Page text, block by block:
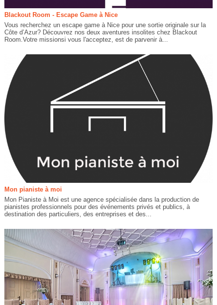
Blackout Room - Escape Game à Nice
Vous recherchez un escape game à Nice pour une sortie originale sur la
Côte d’Azur? Découvrez nos deux aventures insolites chez Blackout
Room.Votre missionsi vous l'acceptez, est de parvenir à...
Mon pianiste à moi
Mon Pianiste à Moi est une agence spécialisée dans la production de
pianistes professionnels pour des événements privés et publics, à
destination des particuliers, des entreprises et des...